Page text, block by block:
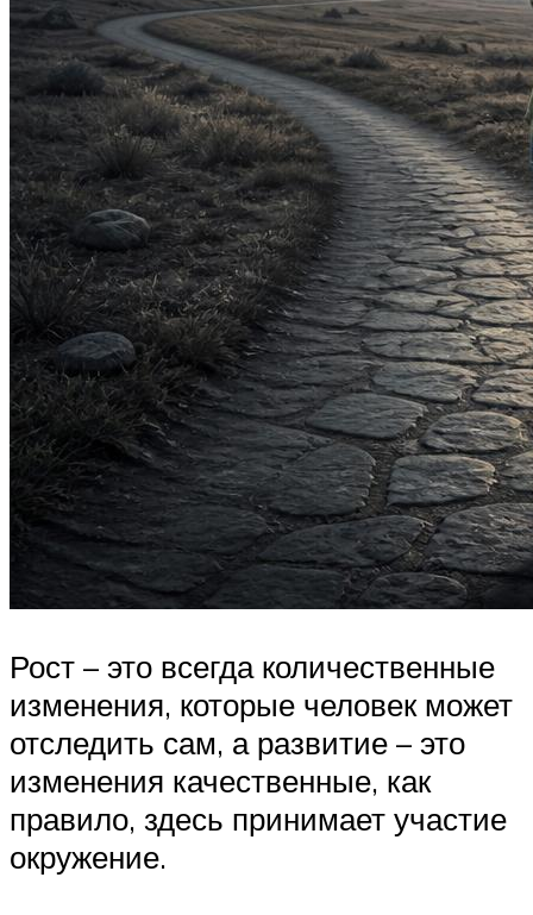
Рост – это всегда количественные
изменения, которые человек может
отследить сам, а развитие – это
изменения качественные, как
правило, здесь принимает участие
окружение.